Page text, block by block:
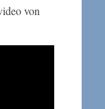
von